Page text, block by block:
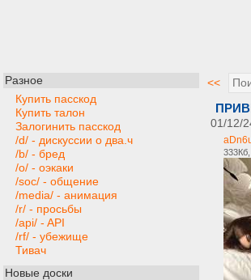
Разное
Купить пасскод
Купить талон
Залогинить пасскод
/d/ - дискуссии о два.ч
/b/ - бред
/o/ - оэкаки
/soc/ - общение
/media/ - анимация
/r/ - просьбы
/api/ - API
/rf/ - убежище
Тивач
Новые доски
<<
01/12/